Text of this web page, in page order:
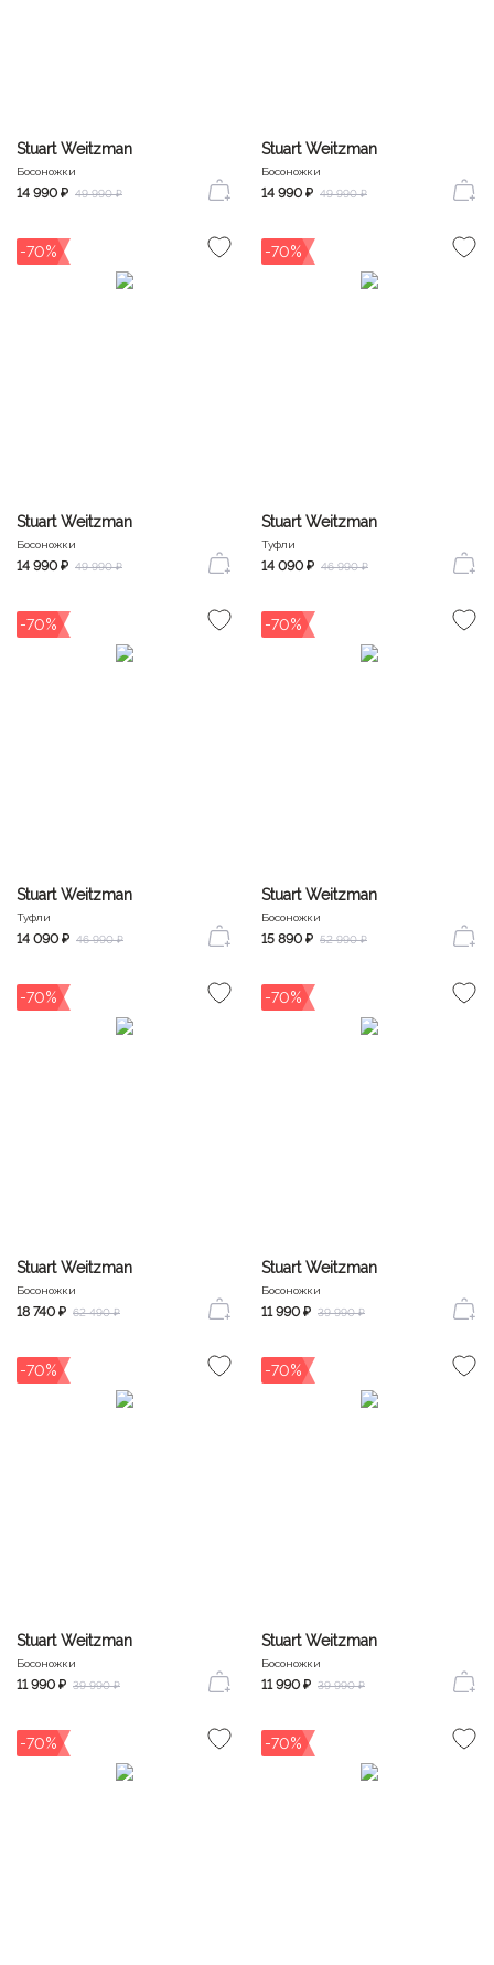
Stuart Weitzman
Босоножки
14 990 ₽ 49 990 ₽
Stuart Weitzman
Босоножки
14 990 ₽ 49 990 ₽
-70%
Stuart Weitzman
Босоножки
14 990 ₽ 49 990 ₽
-70%
Stuart Weitzman
Туфли
14 090 ₽ 46 990 ₽
-70%
Stuart Weitzman
Туфли
14 090 ₽ 46 990 ₽
-70%
Stuart Weitzman
Босоножки
15 890 ₽ 52 990 ₽
-70%
Stuart Weitzman
Босоножки
18 740 ₽ 62 490 ₽
-70%
Stuart Weitzman
Босоножки
11 990 ₽ 39 990 ₽
-70%
Stuart Weitzman
Босоножки
11 990 ₽ 39 990 ₽
-70%
Stuart Weitzman
Босоножки
11 990 ₽ 39 990 ₽
-70% -70%